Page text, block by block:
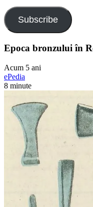
Subscribe
Epoca bronzului în
Acum 5 ani
ePedia
8 minute